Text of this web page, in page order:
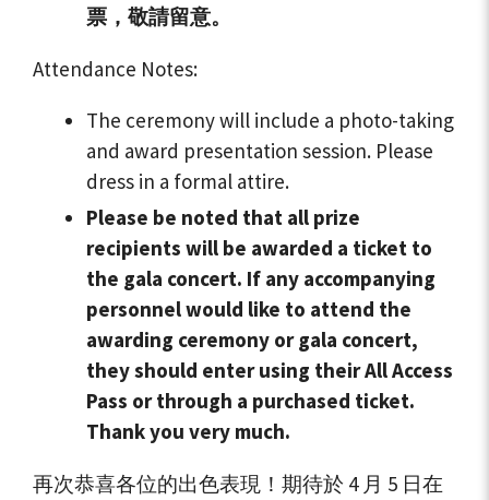
票，敬請留意。
Attendance Notes:
The ceremony will include a photo-taking
and award presentation session. Please
dress in a formal attire.
Please be noted that all prize
recipients will be awarded a ticket to
the gala concert. If any accompanying
personnel would like to attend the
awarding ceremony or gala concert,
they should enter using their All Access
Pass or through a purchased ticket.
Thank you very much.
再次恭喜各位的出色表現！期待於 4 月 5 日在